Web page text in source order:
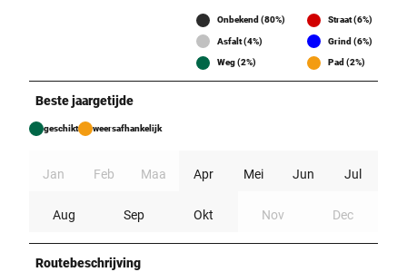
Onbekend (80%) Straat (6%)
Asfalt (4%) Grind (6%)
Weg (2%) Pad (2%)
Beste jaargetijde
geschikt weersafhankelijk
Jan Feb Maa Apr Mei Jun Jul
Aug Sep Okt Nov Dec
Routebeschrijving